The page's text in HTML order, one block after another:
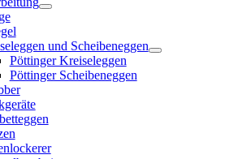
und Scheibeneggen
Pöttinger Kreiseleggen
Pöttinger Scheibeneggen